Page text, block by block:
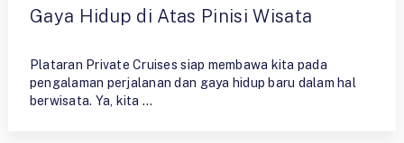
Gaya Hidup di Atas Pinisi Wisata
Plataran Private Cruises siap membawa kita pada
pengalaman perjalanan dan gaya hidup baru dalam hal
berwisata. Ya, kita …